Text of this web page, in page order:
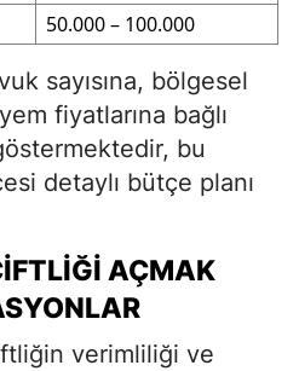
50.000 – 100.000
sayısına, bölgesel
fiyatlarına bağlı
bu
detaylı bütçe planı
AÇMAK
verimliliği ve